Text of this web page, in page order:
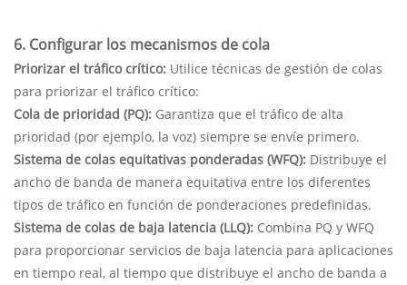
6. Configurar los mecanismos de cola
Priorizar el tráfico crítico: Utilice técnicas de gestión de colas
para priorizar el tráfico crítico:
Cola de prioridad (PQ): Garantiza que el tráfico de alta
prioridad (por ejemplo, la voz) siempre se envíe primero.
Sistema de colas equitativas ponderadas (WFQ): Distribuye el
ancho de banda de manera equitativa entre los diferentes
tipos de tráfico en función de ponderaciones predefinidas.
Sistema de colas de baja latencia (LLQ): Combina PQ y WFQ
para proporcionar servicios de baja latencia para aplicaciones
en tiempo real, al tiempo que distribuye el ancho de banda a